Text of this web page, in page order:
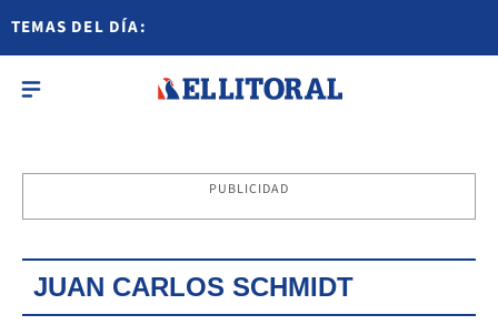
TEMAS DEL DÍA:
PUBLICIDAD
JUAN CARLOS SCHMIDT